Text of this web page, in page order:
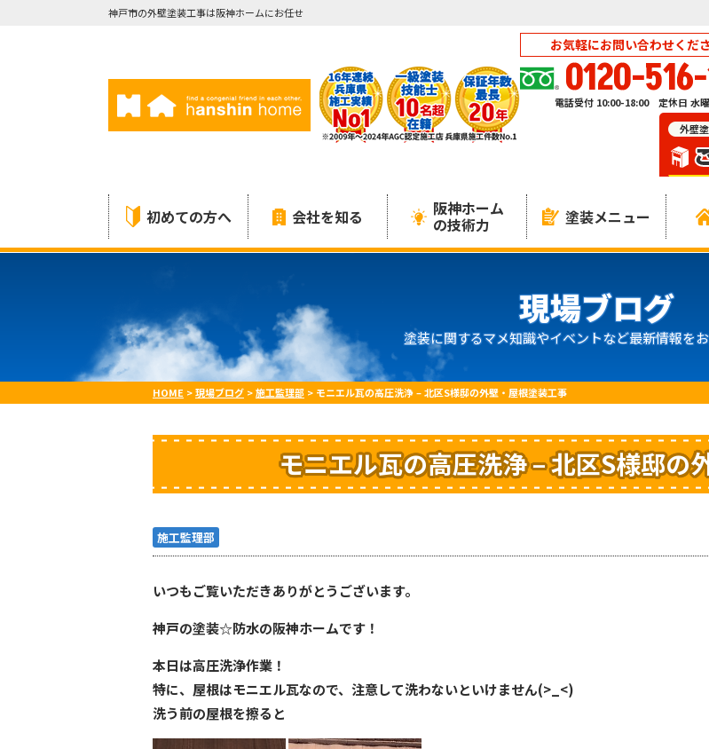
神戸市の外壁塗装工事は阪神ホームにお任せ
お気軽にお問い合わせくだ
0120-
電話受付 10:00-18:00 定休日 水
初めての方へ 会社を知る 阪神ホーム
の技術力 塗装メニュー
現場ブログ
塗装に関するマメ知識やイベントなど最新情報を
HOME >現場ブログ >施工監理部 > モニエル瓦の高圧洗浄 – 北区S様邸の外壁・屋根塗装工事
モニエル瓦の高圧洗浄 – 北区S様邸の
施工監理部
いつもご覧いただきありがとうございます。
神戸の塗装☆防水の阪神ホームです！
本日は高圧洗浄作業！
特に、屋根はモニエル瓦なので、注意して洗わないといけません(>_<)
洗う前の屋根を擦ると